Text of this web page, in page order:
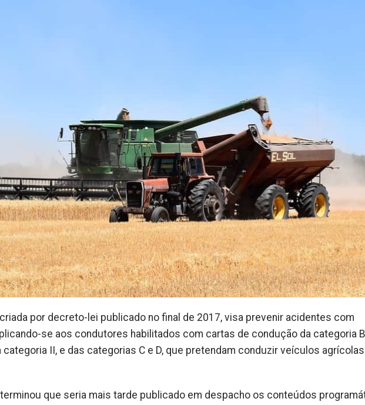
por decreto-lei publicado no final de 2017, visa prevenir acidentes com
se aos condutores habilitados com cartas de condução da categoria
II, e das categorias C e D, que pretendam conduzir veículos
que seria mais tarde publicado em despacho os conteúdos